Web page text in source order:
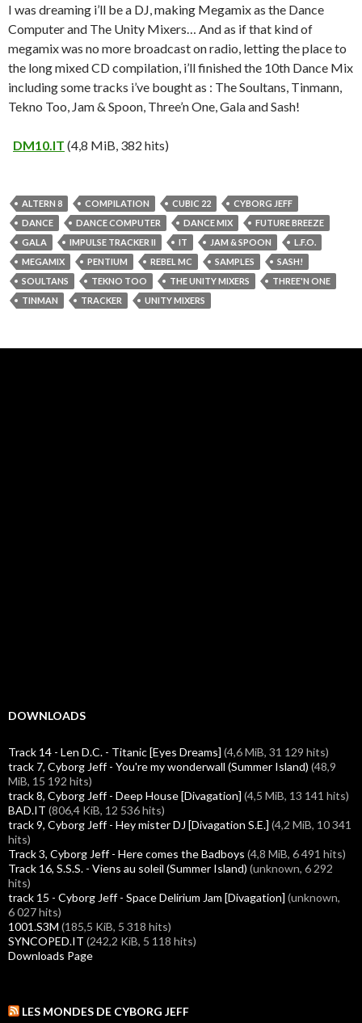
I was dreaming i’ll be a DJ, making Megamix as the Dance
Computer and The Unity Mixers… And as if that kind of
megamix was no more broadcast on radio, letting the place to
the long mixed CD compilation, i’ll finished the 10th Dance Mix
including some tracks i’ve bought as : The Soultans, Tinmann,
Tekno Too, Jam & Spoon, Three’n One, Gala and Sash!
DM10.IT (4,8 MiB, 382 hits)
ALTERN 8 COMPILATION CUBIC 22
CYBORG JEFF
DANCE
DANCE COMPUTER DANCE MIX
FUTURE BREEZE
GALA
IMPULSE TRACKER II IT JAM & SPOON
L.F.O.
MEGAMIX
PENTIUM REBEL MC SAMPLES
SASH!
SOULTANS
TEKNO TOO THE UNITY MIXERS
THREE'N ONE
TINMAN
TRACKER UNITY MIXERS
DOWNLOADS
Track 14 - Len D.C. - Titanic [Eyes Dreams] (4,6 MiB, 31 129 hits)
track 7, Cyborg Jeff - You're my wonderwall (Summer Island) (48,9
MiB, 15 192 hits)
track 8, Cyborg Jeff - Deep House [Divagation] (4,5 MiB, 13 141 hits)
BAD.IT (806,4 KiB, 12 536 hits)
track 9, Cyborg Jeff - Hey mister DJ [Divagation S.E.] (4,2 MiB, 10 341
hits)
Track 3, Cyborg Jeff - Here comes the Badboys (4,8 MiB, 6 491 hits)
Track 16, S.S.S. - Viens au soleil (Summer Island) (unknown, 6 292
hits)
track 15 - Cyborg Jeff - Space Delirium Jam [Divagation] (unknown,
6 027 hits)
1001.S3M (185,5 KiB, 5 318 hits)
SYNCOPED.IT (242,2 KiB, 5 118 hits)
Downloads Page
LES MONDES DE CYBORG JEFF